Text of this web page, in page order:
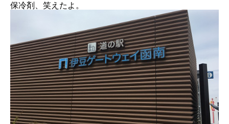
保冷剤、笑えたよ。